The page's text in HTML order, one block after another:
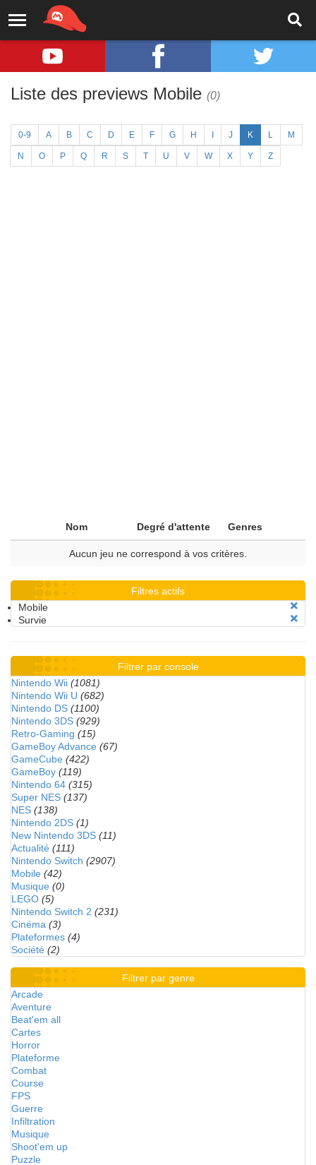
Liste des previews Mobile (0)
0-9 A B C D E F G H J K L M
N O P Q R S T U V W X Y Z
Nom Degré d'attente Genres
Aucun jeu ne correspond à vos critères.
Filtres actifs
Mobile
Survie
Filtrer par console
Nintendo Wii (1081)
Nintendo Wii U (682)
Nintendo DS (1100)
Nintendo 3DS (929)
Retro-Gaming (15)
GameBoy Advance (67)
GameCube (422)
GameBoy (119)
Nintendo 64 (315)
Super NES (137)
NES (138)
Nintendo 2DS (1)
New Nintendo 3DS (11)
Actualité (111)
Nintendo Switch (2907)
Mobile (42)
Musique (0)
LEGO (5)
Nintendo Switch 2 (231)
Cinéma (3)
Plateformes (4)
Société (2)
Filtrer par genre
Arcade
Aventure
Beat'em all
Cartes
Horror
Plateforme
Combat
Course
FPS
Guerre
Infiltration
Musique
Shoot'em up
Puzzle